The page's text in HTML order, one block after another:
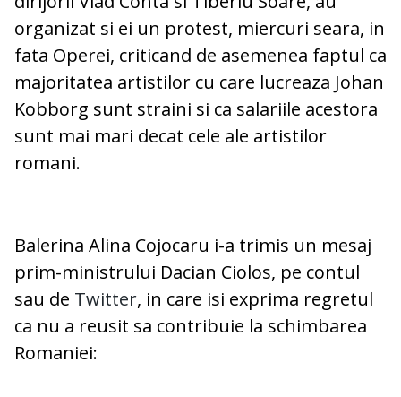
organizat si ei un protest, miercuri seara, in
fata Operei, criticand de asemenea faptul ca
majoritatea artistilor cu care lucreaza Johan
Kobborg sunt straini si ca salariile acestora
sunt mai mari decat cele ale artistilor
romani.
Balerina Alina Cojocaru i-a trimis un mesaj
prim-ministrului Dacian Ciolos, pe contul
sau de Twitter, in care isi exprima regretul
ca nu a reusit sa contribuie la schimbarea
Romaniei: